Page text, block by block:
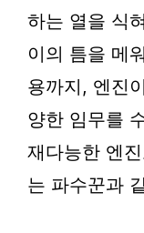
하는 열을 식
이의 틈을 메
용까지, 엔진
양한 임무를
재다능한 엔
는 파수꾼과